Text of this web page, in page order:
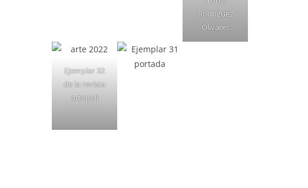
Rodríguez
Olivares
Ejemplar 32
de la revista
artepoli